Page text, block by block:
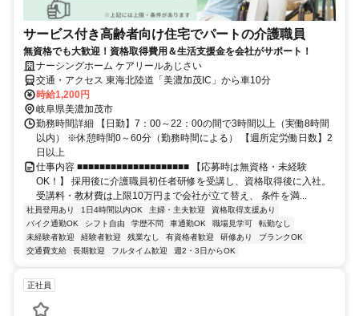
サービス付き高齢者向け住宅でパートの介護職員
無資格でも大歓迎！資格取得費用＆生活支援金を会社がサポート！
ナーシングホーム ケアリールあじさい
交通・アクセス 東海北陸道「美濃加茂IC」から車10分
時給1,200円
岐阜県美濃加茂市
勤務時間詳細 【日勤】7：00～22：00の間で3時間以上（実働8時間
以内） ※休憩時間0～60分（勤務時間による） 【週所定労働日数】2
日以上
仕事内容 ■■■■■■■■■■■■■■■■■■■■ 【応募時は無資格・未経験
OK！】 採用後に介護職員初任者研修を受講し、資格取得後に入社。
受講料・教材費は上限10万円まで会社が立て替え、 条件を満...
社員登用あり 1日4時間以内OK 主婦・主夫歓迎
資格取得支援あり
バイク通勤OK
シフト自由 学歴不問 車通勤OK 職場見学可
転勤なし
未経験者歓迎
経験者歓迎 残業なし 有資格者歓迎 研修あり
ブランクOK
交通費支給
長期歓迎 フルタイム歓迎 週2・3日からOK
正社員